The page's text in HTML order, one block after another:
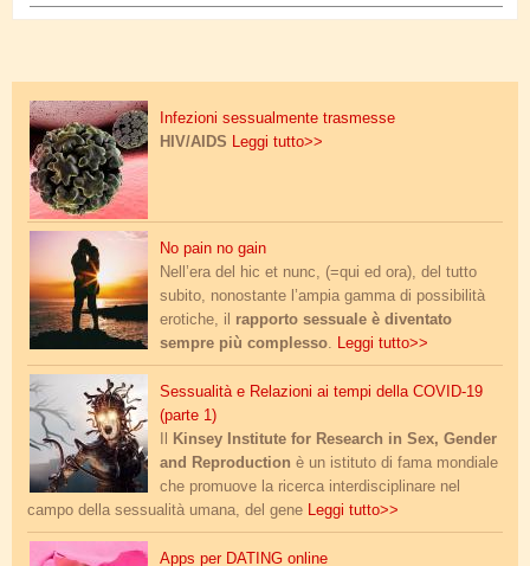
virus_papilloma.jpgInfezioni sessualmente trasmesse
HIV/AIDS Leggi tutto>>
amore.jpg
No pain no gain
Nell’era del hic et nunc, (=qui ed ora), del tutto
subito, nonostante l’ampia gamma di possibilità
erotiche, il rapporto sessuale è diventato
sempre più complesso. Leggi tutto>>
ac-odyssey-medusa-guide.jpgSessualità e Relazioni ai tempi della COVID-19
(parte 1)
Kinsey Institute for Research in Sex, Gender
and Reproduction è un istituto di fama mondiale
che promuove la ricerca interdisciplinare nel
campo della sessualità umana, del gene Leggi tutto>>
sex_dating0.jpg Apps per DATING online